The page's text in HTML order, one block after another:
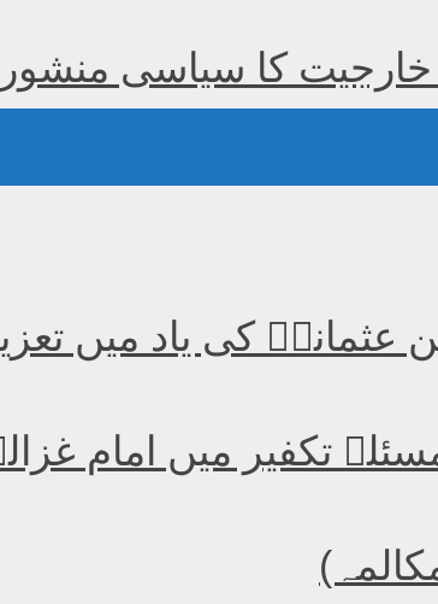
کا سیاسی منشور
عثمانیؒ کی یاد میں
تکفیر میں امام